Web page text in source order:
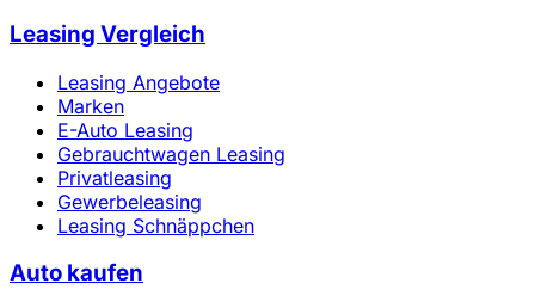
Leasing Vergleich
Leasing Angebote
Marken
E-Auto Leasing
Gebrauchtwagen Leasing
Privatleasing
Gewerbeleasing
Leasing Schnäppchen
Auto kaufen